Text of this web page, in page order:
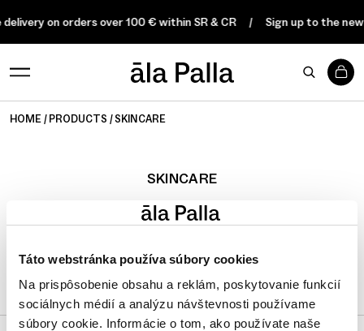
Táto webstránka používa súbory cookies
Na prispôsobenie obsahu a reklám, poskytovanie funkcií
sociálnych médií a analýzu návštevnosti používame
súbory cookie. Informácie o tom, ako používate naše
on orders over 100 € within SR & CR Sign up to the
0
HOME PRODUCTS SKINCARE
SKINCARE